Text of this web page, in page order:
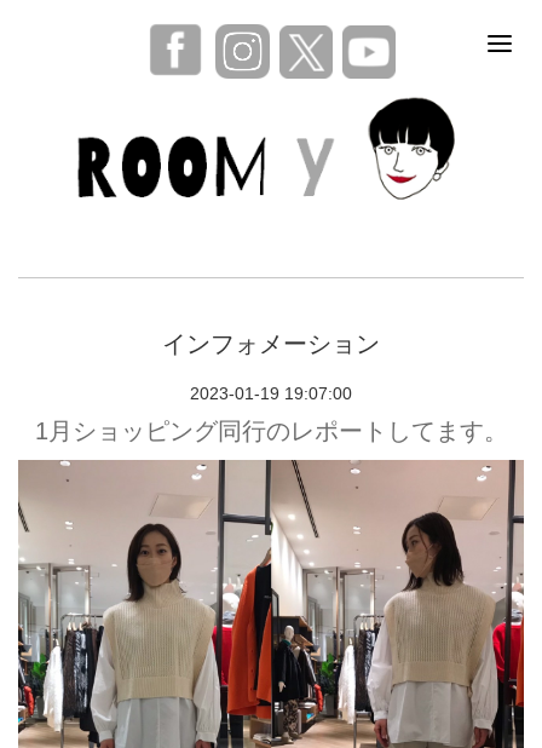
インフォメーション
2023-01-19 19:07:00
1月ショッピング同行のレポートしてます。